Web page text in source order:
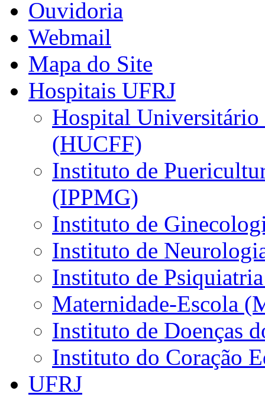
Ouvidoria
Webmail
Mapa do Site
Hospitais UFRJ
Hospital
(HUCFF)
Instituto de
(IPPMG)
Instituto de
Instituto de
Instituto de
Maternidade-Escola
Instituto de Doenças
Instituto do Coração
UFRJ